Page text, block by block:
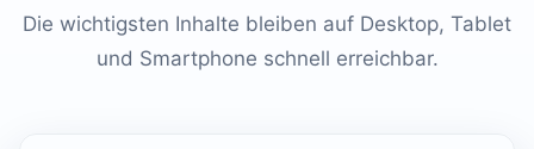
Die wichtigsten Inhalte bleiben auf Desktop, Tablet
und Smartphone schnell erreichbar.